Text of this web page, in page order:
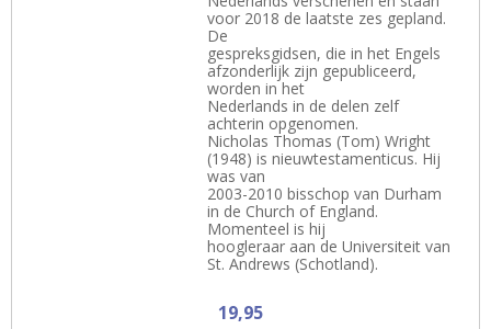
voor 2018 de laatste zes gepland.
De
gespreksgidsen, die in het Engels
afzonderlijk zijn gepubliceerd,
worden in het
Nederlands in de delen zelf
achterin opgenomen.
Nicholas Thomas (Tom) Wright
(1948) is nieuwtestamenticus. Hij
was van
2003-2010 bisschop van Durham
in de Church of England.
Momenteel is hij
hoogleraar aan de Universiteit van
St. Andrews (Schotland).
19,95